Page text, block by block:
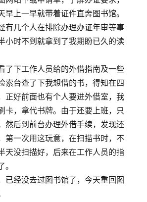
早上一早就带着证件直奔图书馆。
有几个人在排除办理办证年审等事
小时不到就拿到了我期盼已久的读
下工作人员给的外借指南及一些
索台查了下我想借的书，得知在四
正好前面也有个人要进外借室，我
卡，拿代书牌。由于还要上班，只
然后到前台办理外借手续，发现还
第一次用这玩意，在扫描书时，不
天没扫描好，后来在工作人员的指
经没去过图书馆了，今天重回图